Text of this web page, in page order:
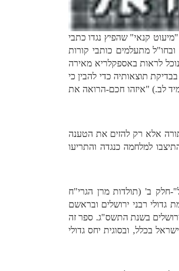
קנאי" שהפיץ נגדו כתבי
מתעלמים כותבי קורות
לראות באספקלריא מאירה
תוצאותיה כדי להבין כי
לב.) "איזהו חכם-הרואה את
אלא רק להזים את הטענה
למלחמה כנגדה והתריעו
ב' (תולדות מרן הגרי"ח
גדולי רבני ירושלים ובראשם
בשנת התשס"ג. ספר זה
בכלל, ובסוגית יחס גדולי